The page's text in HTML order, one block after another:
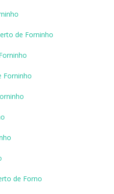
de Forninho
Forninho
de Forno